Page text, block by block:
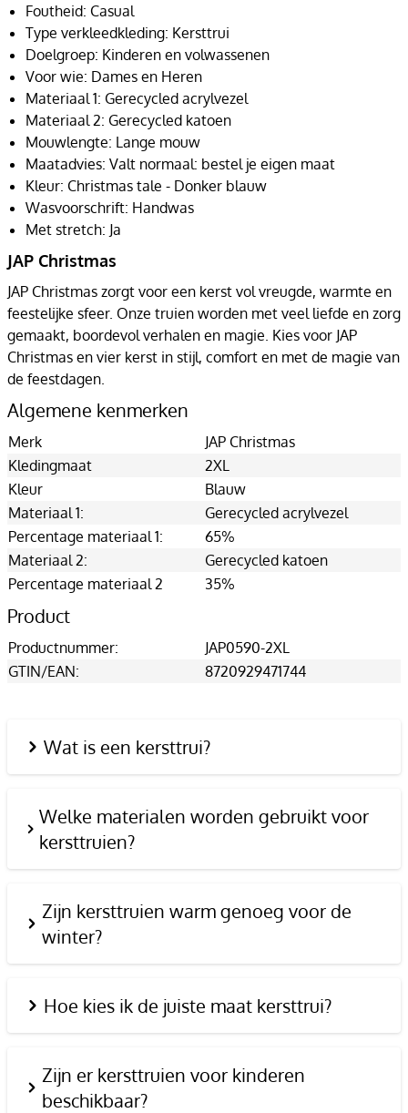
Foutheid: Casual
Type verkleedkleding: Kersttrui
Doelgroep: Kinderen en volwassenen
Voor wie: Dames en Heren
Materiaal 1: Gerecycled acrylvezel
Materiaal 2: Gerecycled katoen
Mouwlengte: Lange mouw
Maatadvies: Valt normaal: bestel je eigen maat
Kleur: Christmas tale - Donker blauw
Wasvoorschrift: Handwas
Met stretch: Ja
JAP Christmas
JAP Christmas zorgt voor een kerst vol vreugde, warmte en
feestelijke sfeer. Onze truien worden met veel liefde en zorg
gemaakt, boordevol verhalen en magie. Kies voor JAP
Christmas en vier kerst in stijl, comfort en met de magie van
de feestdagen.
Algemene kenmerken
Merk
JAP Christmas
Kledingmaat
2XL
Kleur
Blauw
Materiaal 1:
Gerecycled acrylvezel
Percentage materiaal 1:
65%
Materiaal 2:
Gerecycled katoen
Percentage materiaal 2
35%
Product
Productnummer:
JAP0590-2XL
GTIN/EAN:
8720929471744
Wat is een kersttrui?
Welke materialen worden gebruikt voor
kersttruien?
Zijn kersttruien warm genoeg voor de
winter?
Hoe kies ik de juiste maat kersttrui?
Zijn er kersttruien voor kinderen
beschikbaar?